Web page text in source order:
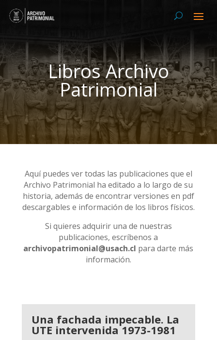
Libros Archivo
Patrimonial
Aquí puedes ver todas las publicaciones que el
Archivo Patrimonial ha editado a lo largo de su
historia, además de encontrar versiones en pdf
descargables e información de los libros físicos.
Si quieres adquirir una de nuestras
publicaciones, escríbenos a
archivopatrimonial@usach.cl para darte más
información.
Una fachada impecable. La
UTE intervenida 1973-1981